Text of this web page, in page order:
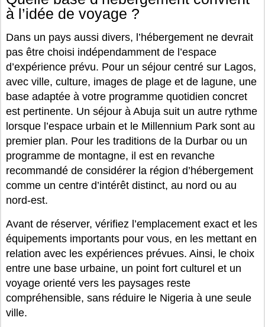
à l’idée de voyage ?
Dans un pays aussi divers, l’hébergement ne devrait
pas être choisi indépendamment de l’espace
d’expérience prévu. Pour un séjour centré sur Lagos,
avec ville, culture, images de plage et de lagune, une
base adaptée à votre programme quotidien concret
est pertinente. Un séjour à Abuja suit un autre rythme
lorsque l’espace urbain et le Millennium Park sont au
premier plan. Pour les traditions de la Durbar ou un
programme de montagne, il est en revanche
recommandé de considérer la région d’hébergement
comme un centre d’intérêt distinct, au nord ou au
nord-est.
Avant de réserver, vérifiez l’emplacement exact et les
équipements importants pour vous, en les mettant en
relation avec les expériences prévues. Ainsi, le choix
entre une base urbaine, un point fort culturel et un
voyage orienté vers les paysages reste
compréhensible, sans réduire le Nigeria à une seule
ville.